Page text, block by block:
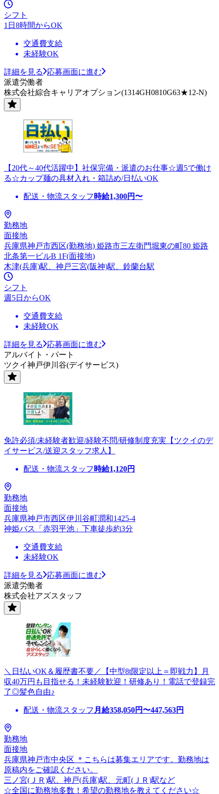
シフト
1日8時間からOK
交通費支給
未経験OK
詳細を見る
応募画面に進む
派遣労働者
株式会社綜合キャリアオプション(1314GH0810G63★12-N)
【20代～40代活躍中】社保完備・派遣のお仕事☆週5で働け
る☆カップ麺の具材入れ・箱詰め/日払いOK
配送・物流スタッフ 時給1,300円〜
勤務地
面接地
兵庫県神戸市西区(勤務地) 姫路市三左衛門堀東の町80 姫路
北条第一ビルB 1F(面接地)
木津(兵庫)駅、神戸三宮(阪神)駅、鈴蘭台駅
シフト
週5日からOK
交通費支給
未経験OK
詳細を見る
応募画面に進む
アルバイト・パート
ツクイ神戸伊川谷(デイサービス)
免許必須/未経験者歓迎/経験不問/研修制度充実【ツクイのデ
イサービス/送迎スタッフ求人】
配送・物流スタッフ 時給1,120円
勤務地
面接地
兵庫県神戸市西区伊川谷町潤和1425-4
神姫バス「赤羽平池」下車徒歩約3分
交通費支給
未経験OK
詳細を見る
応募画面に進む
派遣労働者
株式会社アズスタッフ
＼日払いOK＆履歴書不要／【中型8t限定以上＝即戦力】月
収40万円も目指せる！未経験歓迎！研修あり！電話で登録完
了◎髪色自由♪
配送・物流スタッフ 月給358,050円〜447,563円
勤務地
面接地
兵庫県神戸市中央区 ＊こちらは募集エリアです。勤務地は
原稿内をご確認ください。
三ノ宮(ＪＲ)駅、神戸(兵庫)駅、元町(ＪＲ)駅など
☆全国に勤務地多数！希望の勤務地を教えてください☆